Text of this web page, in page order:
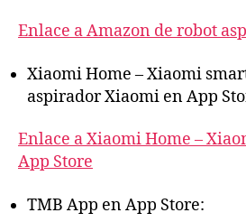
Enlace a Amazon de robot
Xiaomi Home – Xiaomi
aspirador Xiaomi en App
Enlace a Xiaomi Home –
App Store
TMB App en App Store: